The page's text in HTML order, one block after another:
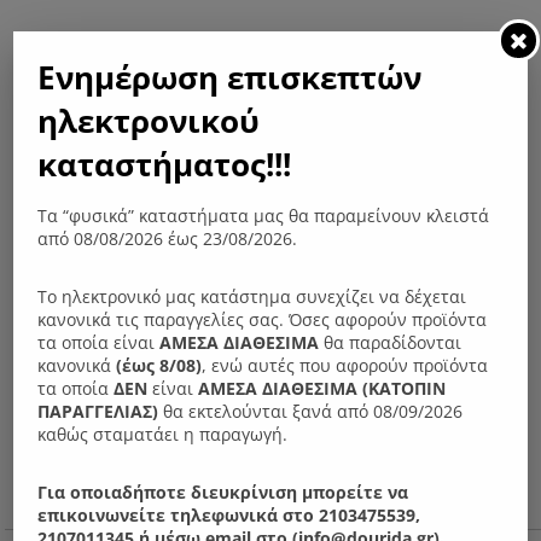
Ενημέρωση επισκεπτών
ηλεκτρονικού
καταστήματος!!!
Τα “φυσικά” καταστήματα μας θα παραμείνουν κλειστά
από 08/08/2026 έως 23/08/2026.
Το ηλεκτρονικό μας κατάστημα συνεχίζει να δέχεται
κανονικά τις παραγγελίες σας. Όσες αφορούν προϊόντα
τα οποία είναιΑΜΕΣΑ ΔΙΑΘΕΣΙΜΑ θα παραδίδονται
κανονικά(έως 8/08), ενώ αυτές που αφορούν προϊόντα
τα οποίαΔΕΝ είναι ΑΜΕΣΑ ΔΙΑΘΕΣΙΜΑ (ΚΑΤΟΠΙΝ
ΠΑΡΑΓΓΕΛIΑΣ) θα εκτελούνται ξανά από 08/09/2026
καθώς σταματάει η παραγωγή.
Για οποιαδήποτε διευκρίνιση μπορείτε να
επικοινωνείτε τηλεφωνικά στο 2103475539,